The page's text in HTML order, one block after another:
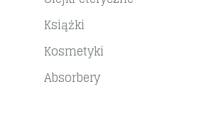
Książki
Kosmetyki
Absorbery